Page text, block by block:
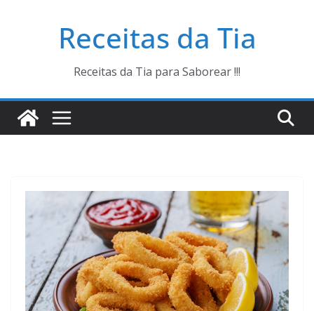
Receitas da Tia
Receitas da Tia para Saborear !!!